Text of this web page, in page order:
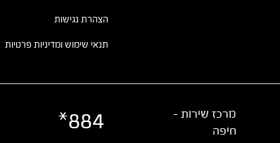
הצהרת נגישות
תנאי שימוש ומדיניות פרטיות
מרכז שירות -
חיפה
884*